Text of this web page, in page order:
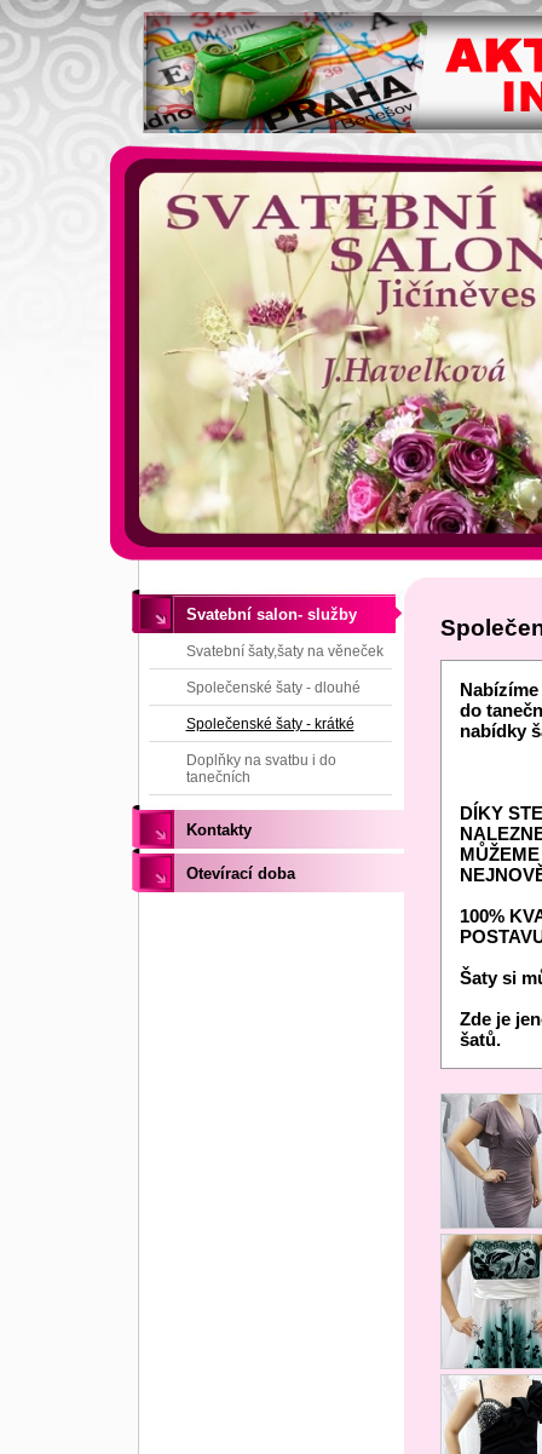
do
nabídky
DÍKY
100%
Šaty si
Zde je
šatů.
Svatební salon- služby
Svatební šaty,šaty na věneček
Společenské šaty - dlouhé
Společenské šaty - krátké
Doplňky na svatbu i do
tanečních
Kontakty
Otevírací doba